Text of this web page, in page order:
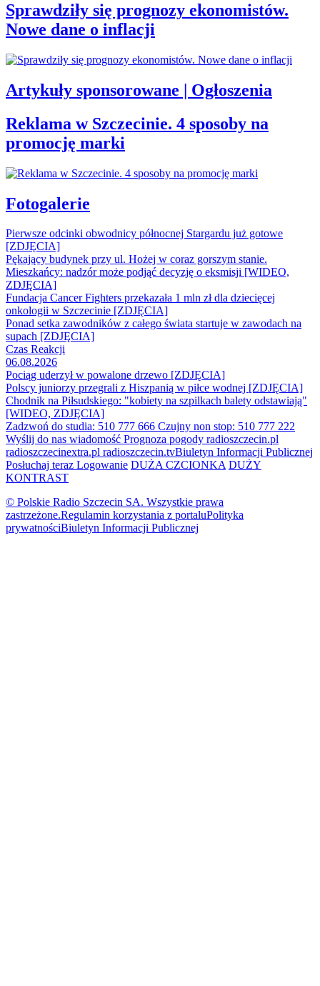
Sprawdziły się prognozy ekonomistów.
Nowe dane o inflacji
Artykuły sponsorowane | Ogłoszenia
Reklama w Szczecinie. 4 sposoby na
promocję marki
Fotogalerie
Pierwsze odcinki obwodnicy północnej Stargardu już gotowe
[ZDJĘCIA]
Pękający budynek przy ul. Hożej w coraz gorszym stanie.
Mieszkańcy: nadzór może podjąć decyzję o eksmisji [WIDEO,
ZDJĘCIA]
Fundacja Cancer Fighters przekazała 1 mln zł dla dziecięcej
onkologii w Szczecinie [ZDJĘCIA]
Ponad setka zawodników z całego świata startuje w zawodach na
supach [ZDJĘCIA]
Czas Reakcji
06.08.2026
Pociąg uderzył w powalone drzewo [ZDJĘCIA]
Polscy juniorzy przegrali z Hiszpanią w piłce wodnej [ZDJĘCIA]
Chodnik na Piłsudskiego: "kobiety na szpilkach balety odstawiają"
[WIDEO, ZDJĘCIA]
Zadzwoń do studia: 510 777 666 Czujny non stop: 510 777 222
Wyślij do nas wiadomość Prognoza pogody radioszczecin.pl
radioszczecinextra.pl radioszczecin.tvBiuletyn Informacji Publicznej
Posłuchaj teraz Logowanie DUŻA CZCIONKA DUŻY
KONTRAST
© Polskie Radio Szczecin SA. Wszystkie prawa
zastrzeżone.Regulamin korzystania z portaluPolityka
prywatnościBiuletyn Informacji Publicznej